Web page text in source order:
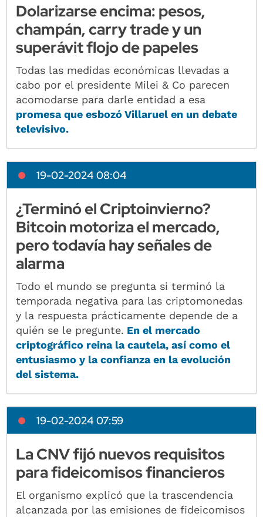
Dolarizarse encima: pesos,
champán, carry trade y un
superávit flojo de papeles
Todas las medidas económicas llevadas a
cabo por el presidente Milei & Co parecen
acomodarse para darle entidad a esa
promesa que esbozó Villaruel en un debate
televisivo.
19-02-2024 08:04
¿Terminó el Criptoinvierno?
Bitcoin motoriza el mercado,
pero todavía hay señales de
alarma
Todo el mundo se pregunta si terminó la
temporada negativa para las criptomonedas
y la respuesta prácticamente depende de a
quién se le pregunte. En el mercado
criptográfico reina la cautela, así como el
entusiasmo y la confianza en la evolución
del sistema.
19-02-2024 07:59
La CNV fijó nuevos requisitos
para fideicomisos financieros
El organismo explicó que la trascendencia
alcanzada por las emisiones de fideicomisos